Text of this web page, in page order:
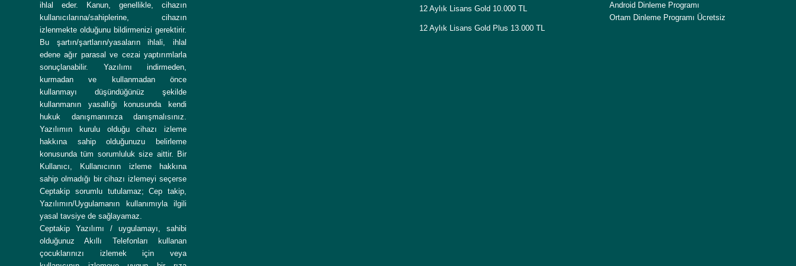
ihlal eder. Kanun, genellikle, cihazın
kullanıcılarına/sahiplerine, cihazın
izlenmekte olduğunu bildirmenizi gerektirir.
Bu şartın/şartların/yasaların ihlali, ihlal
edene ağır parasal ve cezai yaptırımlarla
sonuçlanabilir. Yazılımı indirmeden,
kurmadan ve kullanmadan önce
kullanmayı düşündüğünüz şekilde
kullanmanın yasallığı konusunda kendi
hukuk danışmanınıza danışmalısınız.
Yazılımın kurulu olduğu cihazı izleme
hakkına sahip olduğunuzu belirleme
konusunda tüm sorumluluk size aittir. Bir
Kullanıcı, Kullanıcının izleme hakkına
sahip olmadığı bir cihazı izlemeyi seçerse
Ceptakip sorumlu tutulamaz; Cep takip,
Yazılımın/Uygulamanın kullanımıyla ilgili
yasal tavsiye de sağlayamaz.
Ceptakip Yazılımı / uygulamayı, sahibi
olduğunuz Akıllı Telefonları kullanan
çocuklarınızı izlemek için veya
12 Aylık Lisans Gold 10.000 TL
12 Aylık Lisans Gold Plus 13.000 TL
Android Dinleme Programı
Ortam Dinleme Programı Ücretsiz